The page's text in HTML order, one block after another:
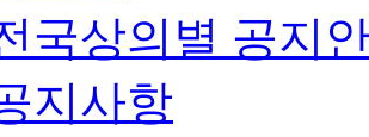
국상의별 공지
지사항